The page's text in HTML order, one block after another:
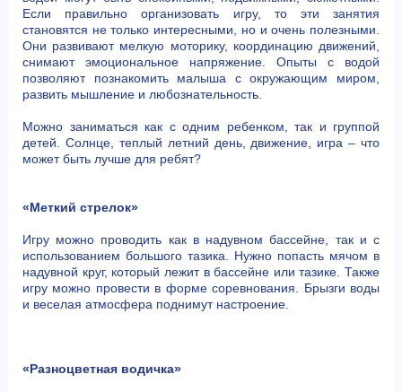
Если правильно организовать игру, то эти занятия
становятся не только интересными, но и очень полезными.
Они развивают мелкую моторику, координацию движений,
снимают эмоциональное напряжение. Опыты с водой
позволяют познакомить малыша с окружающим миром,
развить мышление и любознательность.
Можно заниматься как с одним ребенком, так и группой
детей. Солнце, теплый летний день, движение, игра – что
может быть лучше для ребят?
«Меткий стрелок»
Игру можно проводить как в надувном бассейне, так и с
использованием большого тазика. Нужно попасть мячом в
надувной круг, который лежит в бассейне или тазике. Также
игру можно провести в форме соревнования. Брызги воды
и веселая атмосфера поднимут настроение.
«Разноцветная водичка»